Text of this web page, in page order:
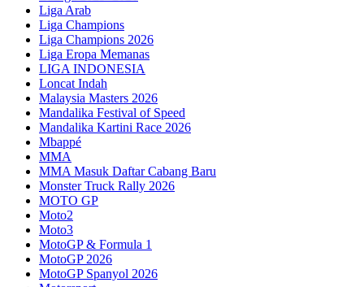
Liga Arab
Liga Champions
Liga Champions 2026
Liga Eropa Memanas
LIGA INDONESIA
Loncat Indah
Malaysia Masters 2026
Mandalika Festival of Speed
Mandalika Kartini Race 2026
Mbappé
MMA
MMA Masuk Daftar Cabang Baru
Monster Truck Rally 2026
MOTO GP
Moto2
Moto3
MotoGP & Formula 1
MotoGP 2026
MotoGP Spanyol 2026